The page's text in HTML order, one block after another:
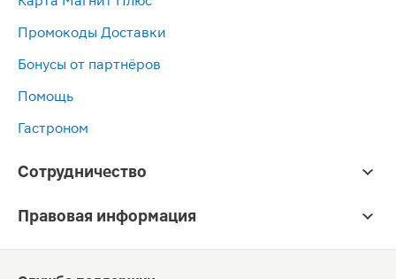
Промокоды Доставки
Бонусы от партнёров
Помощь
Гастроном
Сотрудничество
Правовая информация